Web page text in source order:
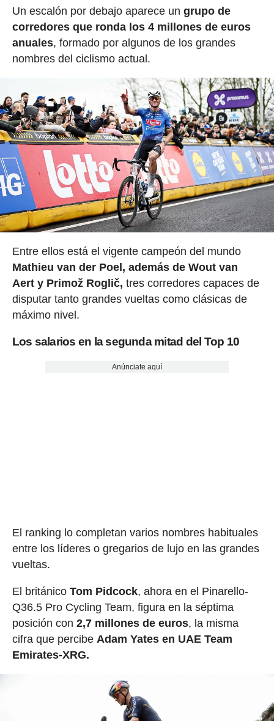
Un escalón por debajo aparece un grupo de
corredores que ronda los 4 millones de euros
anuales, formado por algunos de los grandes
nombres del ciclismo actual.
Entre ellos está el vigente campeón del mundo
Mathieu van der Poel, además de Wout van
Aert y Primož Roglič, tres corredores capaces de
disputar tanto grandes vueltas como clásicas de
máximo nivel.
Los salarios en la segunda mitad del Top 10
Anúnciate aquí
El ranking lo completan varios nombres habituales
entre los líderes o gregarios de lujo en las grandes
vueltas.
El británico Tom Pidcock, ahora en el Pinarello-
Q36.5 Pro Cycling Team, figura en la séptima
posición con 2,7 millones de euros, la misma
cifra que percibe Adam Yates en UAE Team
Emirates-XRG.